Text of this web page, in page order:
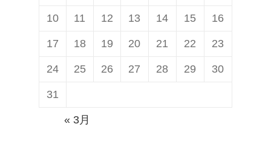
10 11 12 13 14 15 16
17 18 19 20 21 22 23
24 25 26 27 28 29 30
31
« 3月